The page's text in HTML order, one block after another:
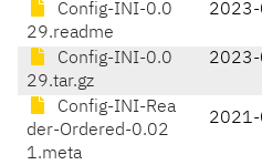
Config-INI-0.0
29.readme
Config-INI-0.0
29.tar.gz
Config-INI-Rea
der-Ordered-0.02
1.meta